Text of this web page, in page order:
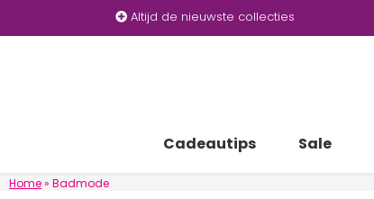
Altijd de nieuwste collecties
Cadeautips Sale
Home» Badmode